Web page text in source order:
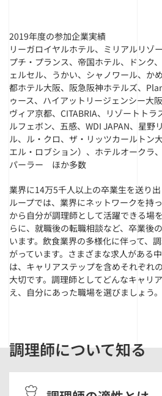
2019年度の参加企業実績
リーガロイヤルホテル、ミリアルリゾ
プチ・プランス、帝国ホテル、ドンク
ェルセル、うかい、シャノワール、か
都ホテル大阪、阪急阪神ホテルズ、
ゥース、ハイアットリージェンシー大
ヴィア京都、CITABRIA、リゾートト
ルフェボン、五感、WDI JAPAN、星野
ル、ル・クロ、ザ・リッツカールトン
エル・ロブション）、ホテルオークラ
パーラー ほか多数
業界に14万5千人以上の卒業生を送り
ループでは、業界にネットワークを持
から自分が調理師として活躍できる場
らに、就職後の転職相談など、卒業後
います。飲食業界の多様化に伴って、
がっています。さまざまな求人がある
は、キャリアステップを含めそれぞれ
大切です。調理師としてどんなキャリ
え、自分にあった職場を選びましょう。
調理師について知る